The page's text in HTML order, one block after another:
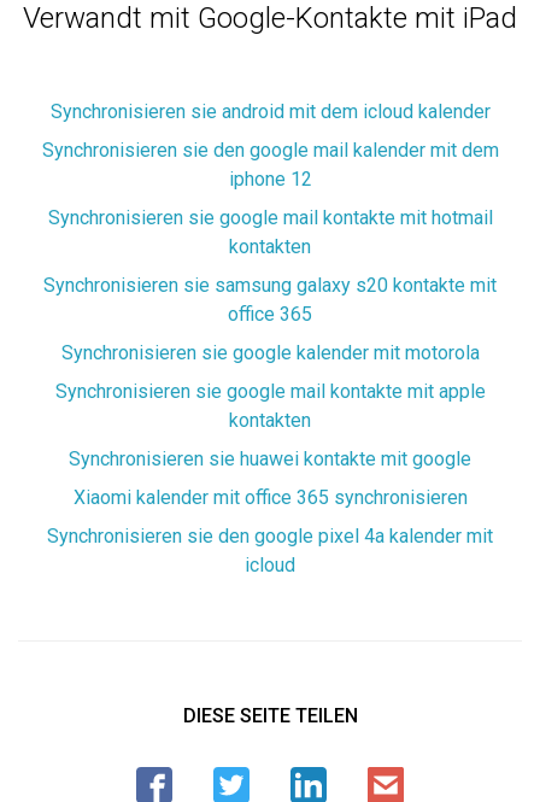
Verwandt mit Google-Kontakte mit iPad
Synchronisieren sie android mit dem icloud kalender
Synchronisieren sie den google mail kalender mit dem
iphone 12
Synchronisieren sie google mail kontakte mit hotmail
kontakten
Synchronisieren sie samsung galaxy s20 kontakte mit
office 365
Synchronisieren sie google kalender mit motorola
Synchronisieren sie google mail kontakte mit apple
kontakten
Synchronisieren sie huawei kontakte mit google
Xiaomi kalender mit office 365 synchronisieren
Synchronisieren sie den google pixel 4a kalender mit
icloud
DIESE SEITE TEILEN